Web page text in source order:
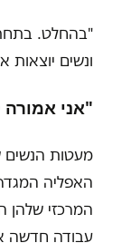
"בהחלט.
ונשים יוצאות
"אני אמורה
מעטות הנשים
האפליה
המרכזי שלהן
עבודה חדשה